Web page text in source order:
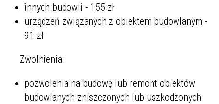
innych budowli - 155 zł
urządzeń związanych z obiektem budowlanym -
91 zł
Zwolnienia:
pozwolenia na budowę lub remont obiektów
budowlanych zniszczonych lub uszkodzonych